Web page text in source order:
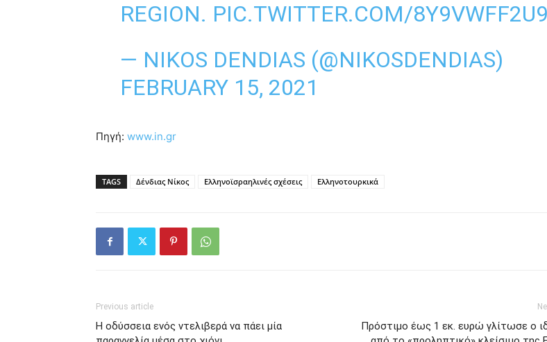
REGION. PIC.TWITTER.COM/8Y9VWFF2U9
— NIKOS DENDIAS (@NIKOSDENDIAS)
FEBRUARY 15, 2021
Πηγή: www.in.gr
TAGS Δένδιας Νίκος Ελληνοϊσραηλινές σχέσεις Ελληνοτουρκικά
Previous article
H οδύσσεια ενός ντελιβερά να πάει μία
Πρόστιμο έως 1 εκ. ευρώ γλίτωσε ο